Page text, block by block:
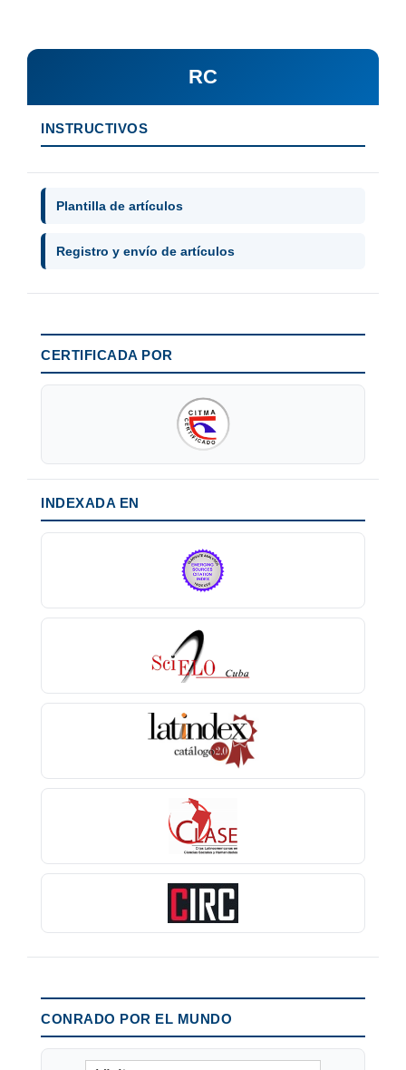
RC
INSTRUCTIVOS
Plantilla de artículos
Registro y envío de artículos
CERTIFICADA POR
INDEXADA EN
CONRADO POR EL MUNDO